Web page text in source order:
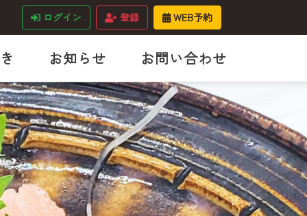
ログイン 登録 WEB予約
お知らせ お問い合わせ